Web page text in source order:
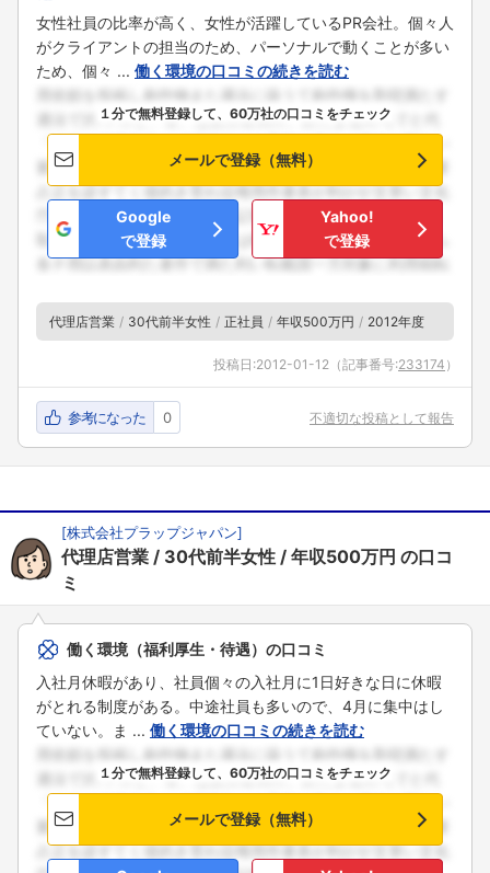
女性社員の比率が高く、女性が活躍しているPR会社。個々人
がクライアントの担当のため、パーソナルで動くことが多い
ため、個々 ... 働く環境の口コミの続きを読む
１分で無料登録して、60万社の口コミをチェック
メールで登録（無料）
Google
で登録
Yahoo!
で登録
代理店営業 30代前半女性 正社員 年収500万円 2012年度
投稿日:2012-01-12 （記事番号:233174 ）
参考になった 0 不適切な投稿として報告
[株式会社プラップジャパン]
代理店営業 30代前半女性 年収500万円 の口コ
ミ
働く環境（福利厚生・待遇）の口コミ
入社月休暇があり、社員個々の入社月に1日好きな日に休暇
がとれる制度がある。中途社員も多いので、4月に集中はし
ていない。ま ... 働く環境の口コミの続きを読む
１分で無料登録して、60万社の口コミをチェック
メールで登録（無料）